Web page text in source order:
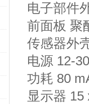
电子部件
前面板 聚
传感器外
电源 12-
功耗 80
显示器 15